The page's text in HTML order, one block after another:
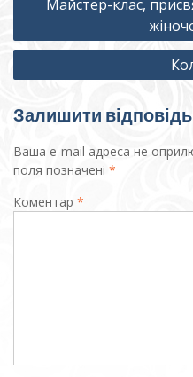
Майстер-клас,
Залишити відповідь
Ваша e-mail адреса не
поля позначені *
Коментар *